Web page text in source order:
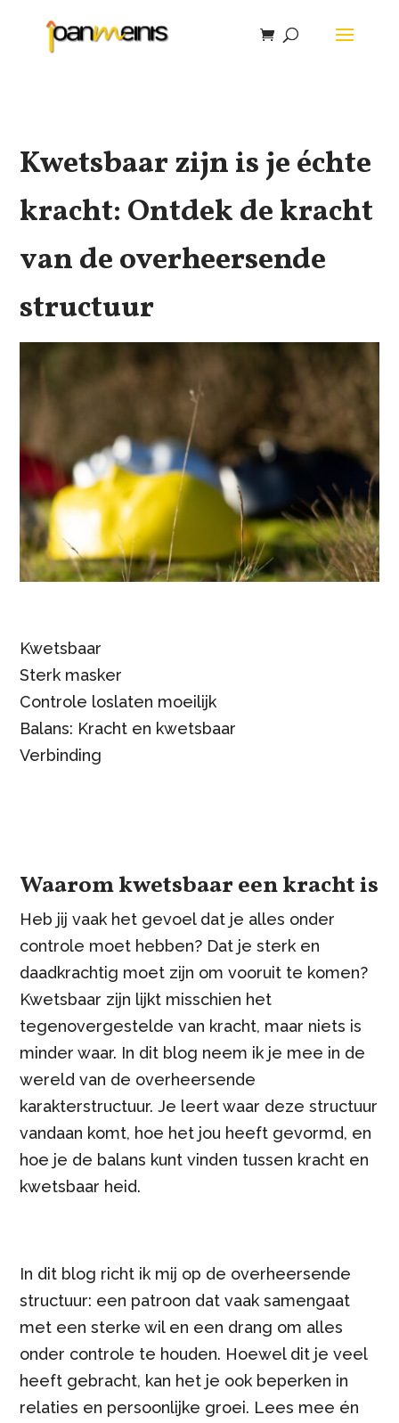
Kwetsbaar zijn is je échte
kracht: Ontdek de kracht
van de overheersende
structuur
Kwetsbaar
Sterk masker
Controle loslaten moeilijk
Balans: Kracht en kwetsbaar
Verbinding
Waarom kwetsbaar een kracht is
Heb jij vaak het gevoel dat je alles onder
controle moet hebben? Dat je sterk en
daadkrachtig moet zijn om vooruit te komen?
Kwetsbaar zijn lijkt misschien het
tegenovergestelde van kracht, maar niets is
minder waar. In dit blog neem ik je mee in de
wereld van de overheersende
karakterstructuur. Je leert waar deze structuur
vandaan komt, hoe het jou heeft gevormd, en
hoe je de balans kunt vinden tussen kracht en
kwetsbaar heid.
In dit blog richt ik mij op de overheersende
structuur: een patroon dat vaak samengaat
met een sterke wil en een drang om alles
onder controle te houden. Hoewel dit je veel
heeft gebracht, kan het je ook beperken in
relaties en persoonlijke groei. Lees mee én